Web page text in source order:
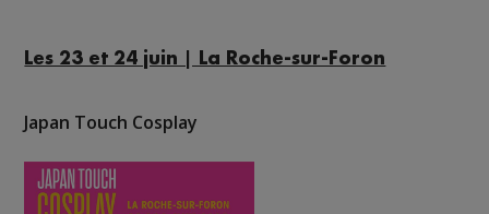
Les 23 et 24 juin | La Roche-sur-Foron
Japan Touch Cosplay